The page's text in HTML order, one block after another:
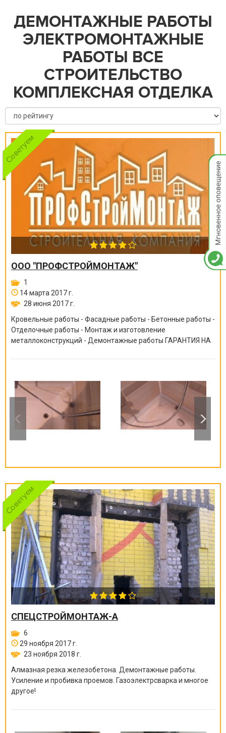
ДЕМОНТАЖНЫЕ РАБОТЫ
ЭЛЕКТРОМОНТАЖНЫЕ
РАБОТЫ ВСЕ
СТРОИТЕЛЬСТВО
КОМПЛЕКСНАЯ ОТДЕЛКА
ООО "ПРОФСТРОЙМОНТАЖ"
1
14 марта 2017 г.
28 июня 2017 г.
Кровельные работы - Фасадные работы - Бетонные работы -
Отделочные работы - Монтаж и изготовление
металлоконструкций - Демонтажные работы ГАРАНТИЯ НА
СПЕЦСТРОЙМОНТАЖ-А
6
29 ноября 2017 г.
23 ноября 2018 г.
Алмазная резка железобетона. Демонтажные работы.
Усиление и пробивка проемов. Газоэлектрсварка и многое
другое!